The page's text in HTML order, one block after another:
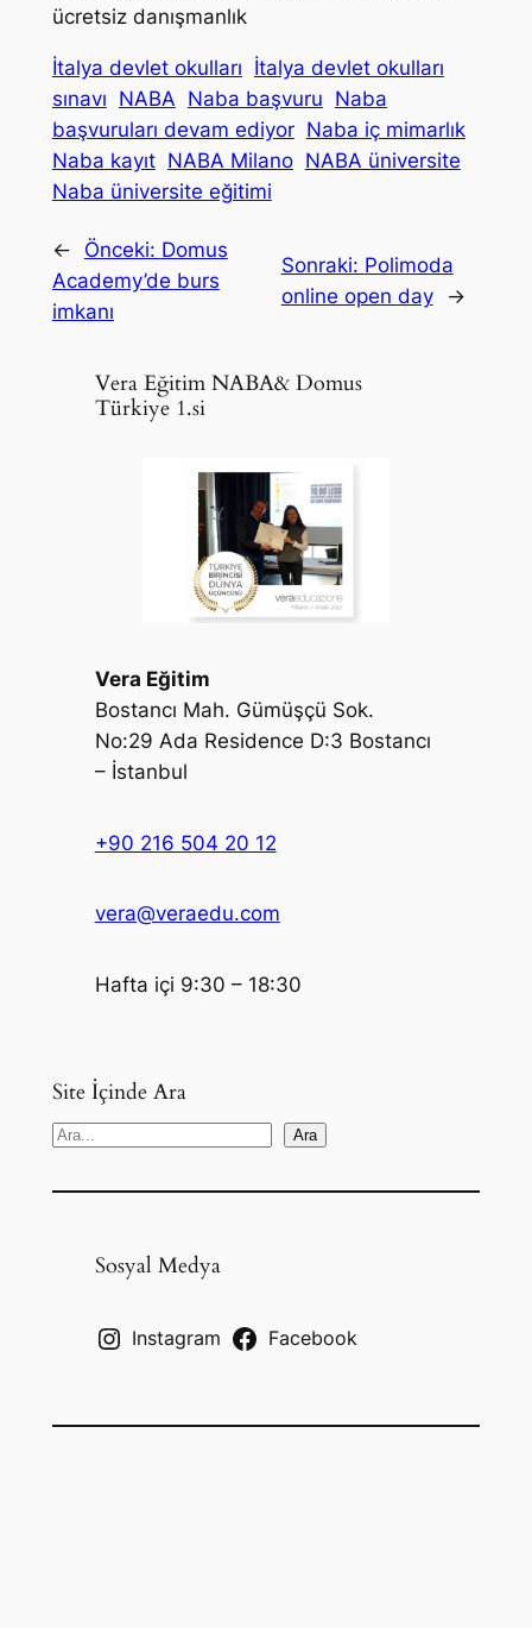
ücretsiz danışmanlık
İtalya devlet okulları İtalya devlet okulları
sınavı NABA Naba başvuru Naba
başvuruları devam ediyor Naba iç mimarlık
Naba kayıt NABA Milano NABA üniversite
Naba üniversite eğitimi
← Önceki: Domus
Academy’de burs
imkanı
Sonraki: Polimoda
online open day
→
Vera Eğitim NABA& Domus
Türkiye 1.si
Vera Eğitim
Bostancı Mah. Gümüşçü Sok.
No:29 Ada Residence D:3 Bostancı
– İstanbul
+90 216 504 20 12
vera@veraedu.com
Hafta içi 9:30 – 18:30
Site İçinde Ara
S
a
Ara
Sosyal Medya
Instagram Facebook